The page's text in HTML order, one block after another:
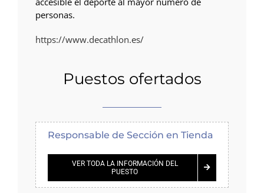
personas.
https://www.decathlon.es/
Puestos ofertados
Responsable de Sección en Tienda
VER TODA LA INFORMACIÓN DEL
PUESTO